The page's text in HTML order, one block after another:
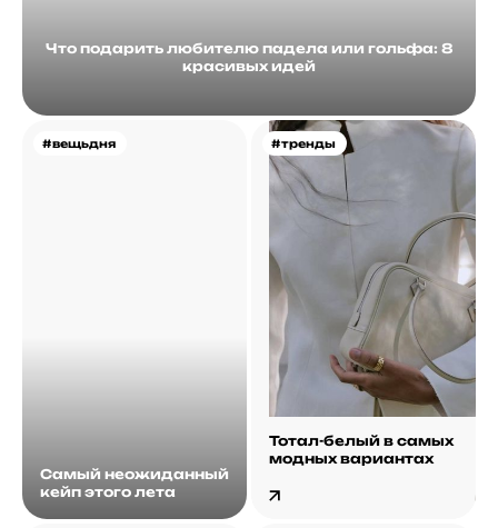
Что подарить любителю падела или гольфа: 8
красивых идей
#вещьдня
Самый неожиданный
кейп этого лета
#тренды
Тотал-белый в самых
модных вариантах